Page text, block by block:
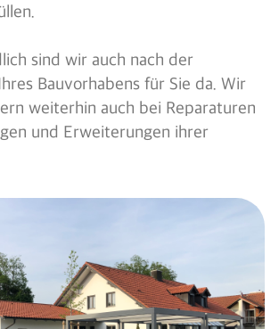
sind wir auch nach der
Bauvorhabens für Sie da. Wir
weiterhin auch bei Reparaturen
und Erweiterungen ihrer